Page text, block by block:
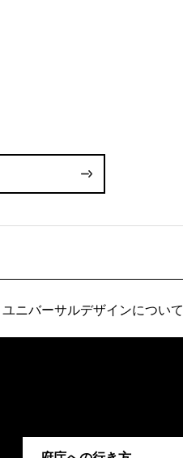
ユニバーサルデザインについて